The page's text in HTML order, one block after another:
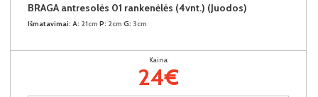
BRAGA antresolės 01 rankenėlės (4vnt.) (Juodos)
Išmatavimai: A: 21cm P: 2cm G: 3cm
Kaina:
24€